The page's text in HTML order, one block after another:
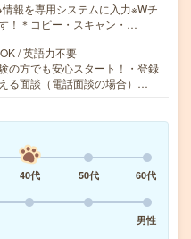
報を専用システムに入力※Wチ
！＊コピー・スキャン・…
/ 英語力不要
の方でも安心スタート！・登録
る面談（電話面談の場合）…
40代 50代
60代
男性